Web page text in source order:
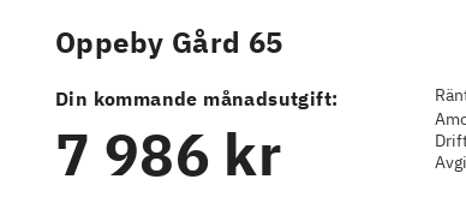
Oppeby Gård 65
Din kommande månadsutgift:
7 986 kr